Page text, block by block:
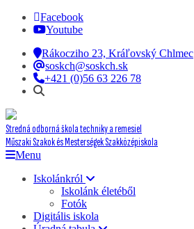
Facebook
Youtube
Rákocziho 23, Kráľovský Chlmec
soskch@soskch.sk
+421 (0)56 63 226 78
Stredná odborná škola techniky a remesiel
Műszaki Szakok és Mesterségek Szakközépiskola
Menu
Iskolánkról
Iskolánk életéből
Fotók
Digitális iskola